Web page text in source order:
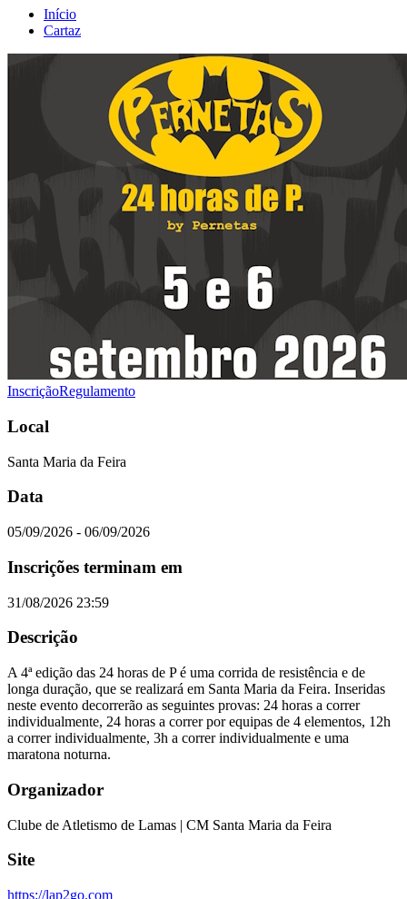
Início
Cartaz
InscriçãoRegulamento
Local
Santa Maria da Feira
Data
05/09/2026 - 06/09/2026
Inscrições terminam em
31/08/2026 23:59
Descrição
A 4ª edição das 24 horas de P é uma corrida de resistência e de
longa duração, que se realizará em Santa Maria da Feira. Inseridas
neste evento decorrerão as seguintes provas: 24 horas a correr
individualmente, 24 horas a correr por equipas de 4 elementos, 12h
a correr individualmente, 3h a correr individualmente e uma
maratona noturna.
Organizador
Clube de Atletismo de Lamas | CM Santa Maria da Feira
Site
https://lap2go.com